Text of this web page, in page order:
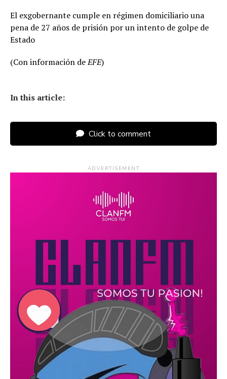
El exgobernante cumple en régimen domiciliario una
pena de 27 años de prisión por un intento de golpe de
Estado
(Con información deEFE)
In this article:
Click to comment
ADVERTISEMENT